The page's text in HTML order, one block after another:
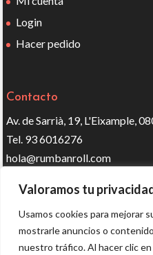
Valoramos tu
Usamos cookies para mejorar
mostrarle anuncios o
nuestro tráfico. Al hacer clic
Login
Hacer pedido
Contacto
Av. de Sarrià, 19, L'Eixample,
Tel. 93 6016276
hola@rumbanroll.com
Síguenos en redes